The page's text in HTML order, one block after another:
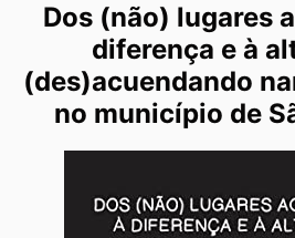
Dos (não) lugares
diferença e à
(des)acuendando
no município de